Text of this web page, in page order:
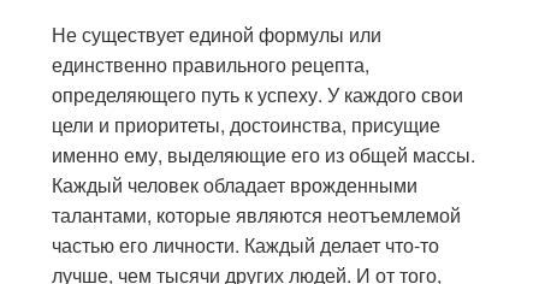
Не существует единой формулы или
единственно правильного рецепта,
определяющего путь к успеху. У каждого свои
цели и приоритеты, достоинства, присущие
именно ему, выделяющие его из общей массы.
Каждый человек обладает врожденными
талантами, которые являются неотъемлемой
частью его личности. Каждый делает что-то
лучше, чем тысячи других людей. И от того,